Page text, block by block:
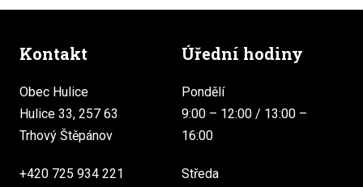
Kontakt
Obec Hulice
Hulice 33, 257 63
Trhový Štěpánov
+420 725 934 221
Úřední hodiny
Pondělí
9:00 – 12:00 / 13:00 –
16:00
Středa